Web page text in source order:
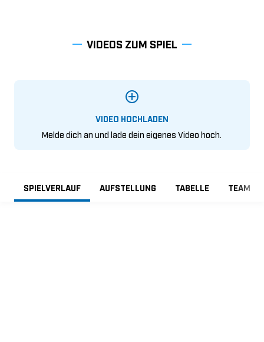
VIDEOS ZUM SPIEL
VIDEO HOCHLADEN
Melde dich an und lade dein eigenes Video hoch.
SPIELVERLAUF AUFSTELLUNG TABELLE